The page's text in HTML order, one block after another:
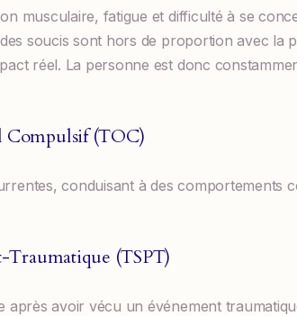
musculaire, fatigue et difficulté à se
soucis sont hors de proportion avec la
réel. La personne est donc
Compulsif (TOC)
conduisant à des comportements
Traumatique (TSPT)
après avoir vécu un événement